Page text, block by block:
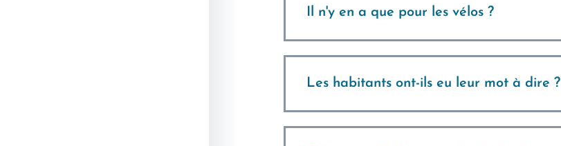
Il n'y en a que pour les vélos ?
Les habitants ont-ils eu leur mot à dire ?